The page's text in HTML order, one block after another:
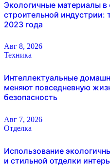
Экологичные материалы в
строительной индустрии:
2023 года
Авг 8, 2026
Техника
Интеллектуальные
меняют повседневную
безопасность
Авг 7, 2026
Отделка
Использование
и стильной отделки